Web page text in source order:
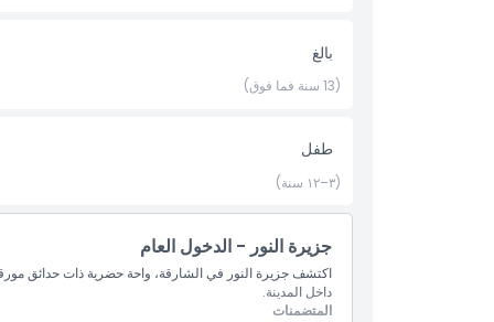
ما يجب معرفته
بالغ
(13 سنة فما فوق)
طفل
(٣–١٢ سنة)
جزيرة النور - الدخول العام
اكتشف جزيرة النور في الشارقة، واحة حضرية ذات حدائق
داخل المدينة.
المتضمنات